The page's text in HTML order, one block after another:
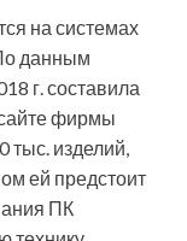
на системах
данным
г. составила
фирмы
тыс. изделий,
ей предстоит
ПК